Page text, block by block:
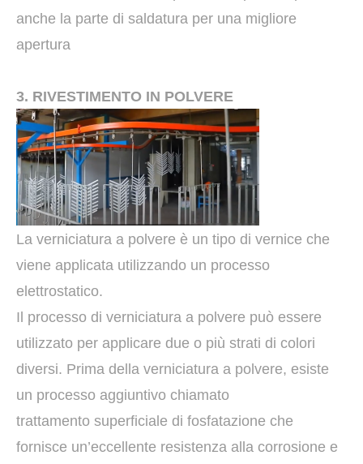
anche la parte di saldatura per una migliore
apertura
3. RIVESTIMENTO IN POLVERE
La verniciatura a polvere è un tipo di vernice che
viene applicata utilizzando un processo
elettrostatico.
Il processo di verniciatura a polvere può essere
utilizzato per applicare due o più strati di colori
diversi. Prima della verniciatura a polvere, esiste
un processo aggiuntivo chiamato
trattamento superficiale di fosfatazione che
fornisce un’eccellente resistenza alla corrosione e